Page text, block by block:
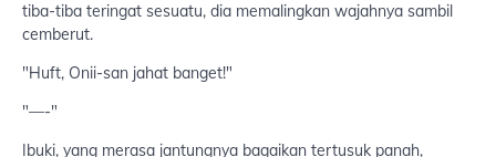
tiba-tiba teringat sesuatu, dia memalingkan wajahnya sambil
cemberut.
"Huft, Onii-san jahat banget!"
"—-"
Ibuki, yang merasa jantungnya bagaikan tertusuk panah,